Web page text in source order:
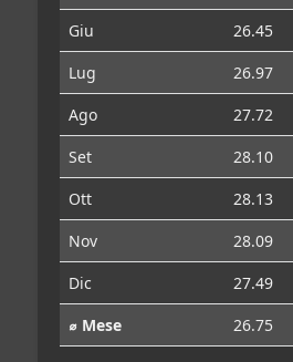
Giu
26.45
Lug
26.97
Ago
27.72
Set
28.10
Ott
28.13
Nov
28.09
Dic
27.49
⌀ Mese
26.75